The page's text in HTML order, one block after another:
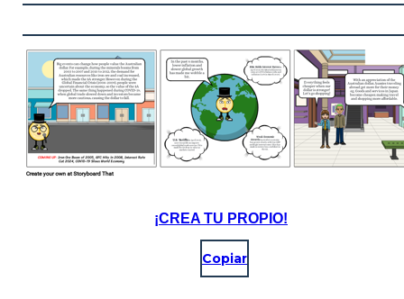
¡CREA TU PROPIO!
Copiar